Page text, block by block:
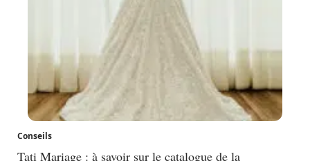
Conseils
Tati Mariage : à savoir sur le catalogue de la